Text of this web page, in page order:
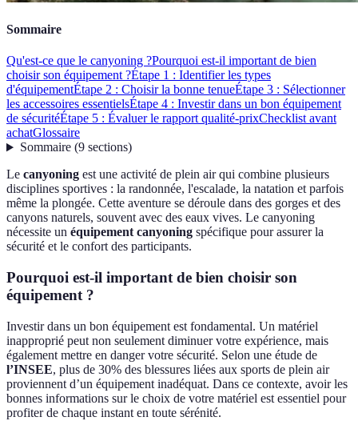
Sommaire
Qu'est-ce que le canyoning ?Pourquoi est-il important de bien
choisir son équipement ?Étape 1 : Identifier les types
d'équipementÉtape 2 : Choisir la bonne tenueÉtape 3 : Sélectionner
les accessoires essentielsÉtape 4 : Investir dans un bon équipement
de sécuritéÉtape 5 : Évaluer le rapport qualité-prixChecklist avant
achatGlossaire
Sommaire(9 sections)
Le canyoning est une activité de plein air qui combine plusieurs
disciplines sportives : la randonnée, l'escalade, la natation et parfois
même la plongée. Cette aventure se déroule dans des gorges et des
canyons naturels, souvent avec des eaux vives. Le canyoning
nécessite un équipement canyoning spécifique pour assurer la
sécurité et le confort des participants.
Pourquoi est-il important de bien choisir son
équipement ?
Investir dans un bon équipement est fondamental. Un matériel
inapproprié peut non seulement diminuer votre expérience, mais
également mettre en danger votre sécurité. Selon une étude de
l’INSEE, plus de 30% des blessures liées aux sports de plein air
proviennent d’un équipement inadéquat. Dans ce contexte, avoir les
bonnes informations sur le choix de votre matériel est essentiel pour
profiter de chaque instant en toute sérénité.